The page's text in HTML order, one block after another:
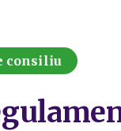
consiliu